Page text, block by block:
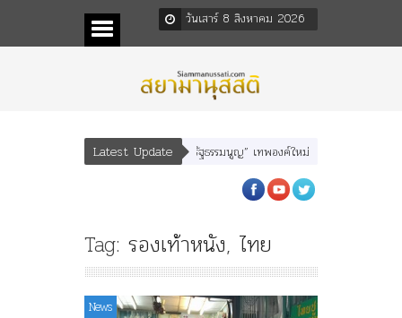
วันเสาร์ 8 สิงหาคม 2026
Latest Update
ลพยุหเสนา” “อรุณเทพบุตร” และ “เทพีรัฐธรรมนูญ” เทพองค์ใหม่ใน “ศิลปะคณะราษฎร
Tag: รองเท้าหนัง, ไทย
News